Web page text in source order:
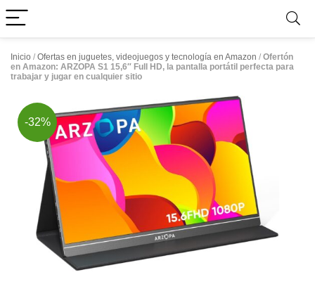
Inicio / Ofertas en juguetes, videojuegos y tecnología en Amazon / Ofertón
en Amazon: ARZOPA S1 15,6″ Full HD, la pantalla portátil perfecta para
trabajar y jugar en cualquier sitio
-32%